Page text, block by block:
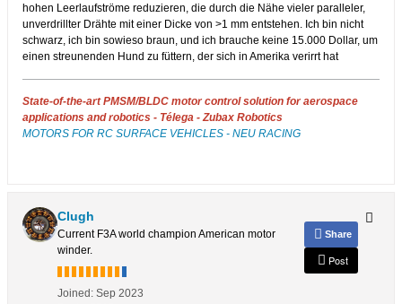
hohen Leerlaufströme reduzieren, die durch die Nähe vieler paralleler,
unverdrillter Drähte mit einer Dicke von >1 mm entstehen. Ich bin nicht
schwarz, ich bin sowieso braun, und ich brauche keine 15.000 Dollar, um
einen streunenden Hund zu füttern, der sich in Amerika verirrt hat
State-of-the-art PMSM/BLDC motor control solution for aerospace
applications and robotics - Télega - Zubax Robotics
MOTORS FOR RC SURFACE VEHICLES - NEU RACING
Clugh
Current F3A world champion American motor
winder.
Joined: Sep 2023
Share
Post